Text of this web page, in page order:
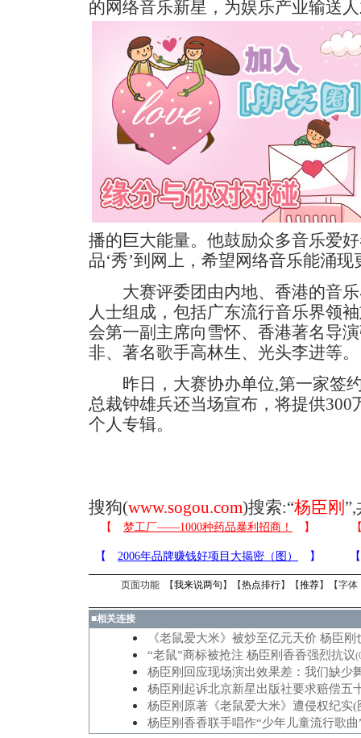
的网络音乐新星，为娱乐产业输送
播的巨大能量。他鼓励众多音乐爱
品‘秀’到网上，希望网络音乐能涌
大赛评委团由内地、香港的音乐
人士组成，包括广东流行音乐界领
会第一副主席向雪怀、香港著名导
非、著名歌手高林生、光头李进等。
昨日，大赛协办单位,第一家签约
总裁钟雄兵还当场宣布，将提供300
个人专辑。
搜狗(www.sogou.com)搜索:“杨臣刚
页面功能 【我来说两句 】【热点排行】【推荐】【字体
■相关连接
《老鼠爱大米》被炒至亿元天价 杨臣刚
“老鼠”商标被抢注 杨臣刚香香强烈抗议
杨臣刚回应现场演出效果差：我们缺少
杨臣刚起诉北京新星出版社要求赔偿五
杨臣刚原著《老鼠爱大米》遭侵权纪实(
杨臣刚香香联手唱作“少年儿童流行歌曲